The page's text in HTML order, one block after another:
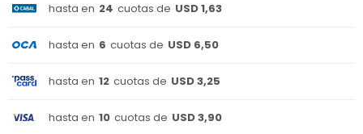
hasta en 24 cuotas de USD 1,63
hasta en 6 cuotas de USD 6,50
hasta en 12 cuotas de USD 3,25
hasta en 10 cuotas de USD 3,90